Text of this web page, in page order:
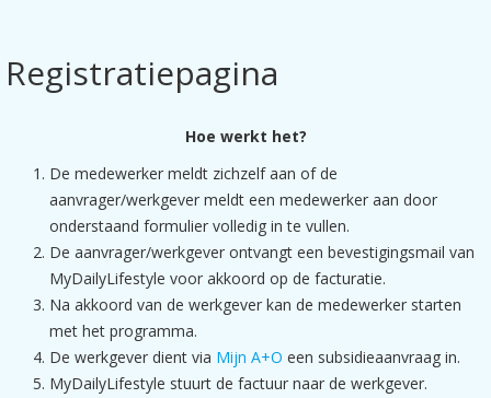
Registratiepagina
Hoe werkt het?
De medewerker meldt zichzelf aan of de
aanvrager/werkgever meldt een medewerker aan door
onderstaand formulier volledig in te vullen.
De aanvrager/werkgever ontvangt een bevestigingsmail van
MyDailyLifestyle voor akkoord op de facturatie.
Na akkoord van de werkgever kan de medewerker starten
met het programma.
De werkgever dient via Mijn A+O een subsidieaanvraag in.
MyDailyLifestyle stuurt de factuur naar de werkgever.